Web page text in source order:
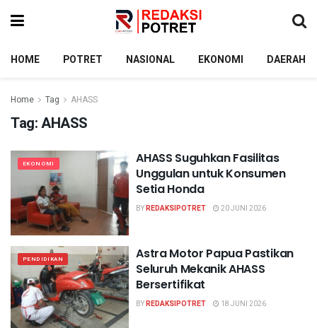
HOME POTRET NASIONAL EKONOMI DAERAH
Home Tag AHASS
Tag:AHASS
EKONOMI
AHASS Suguhkan Fasilitas
Unggulan untuk Konsumen
Setia Honda
BYREDAKSIPOTRET 20 JUNI 2026
PENDIDIKAN
Astra Motor Papua Pastikan
Seluruh Mekanik AHASS
Bersertifikat
BYREDAKSIPOTRET 18 JUNI 2026